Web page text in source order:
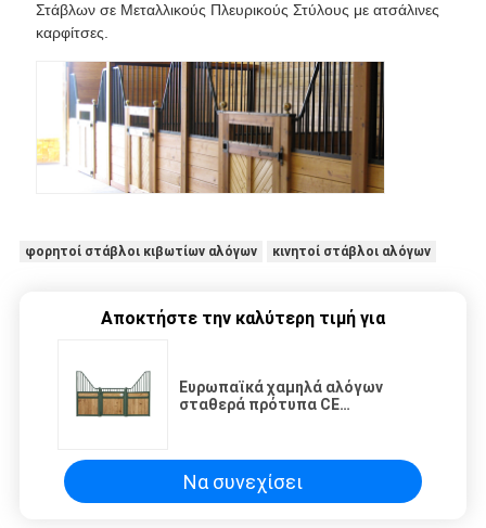
Στάβλων σε Μεταλλικούς Πλευρικούς Στύλους με ατσάλινες
καρφίτσες.
φορητοί στάβλοι κιβωτίων αλόγων κινητοί στάβλοι αλόγων
Αποκτήστε την καλύτερη τιμή για
Ευρωπαϊκά χαμηλά αλόγων
σταθερά πρότυπα CE
Να συνεχίσει